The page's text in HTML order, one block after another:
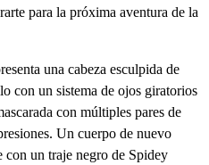
para la próxima aventura de la
una cabeza esculpida de
con un sistema de ojos giratorios
con múltiples pares de
Un cuerpo de nuevo
un traje negro de Spidey